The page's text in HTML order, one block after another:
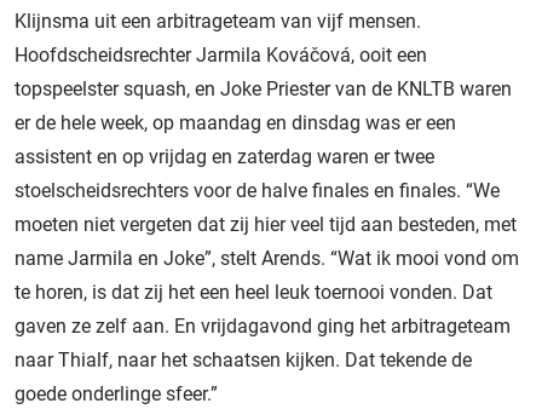
Klijnsma uit een arbitrageteam van vijf mensen.
Hoofdscheidsrechter Jarmila Kováčová, ooit een
topspeelster squash, en Joke Priester van de KNLTB waren
er de hele week, op maandag en dinsdag was er een
assistent en op vrijdag en zaterdag waren er twee
stoelscheidsrechters voor de halve finales en finales. “We
moeten niet vergeten dat zij hier veel tijd aan besteden, met
name Jarmila en Joke”, stelt Arends. “Wat ik mooi vond om
te horen, is dat zij het een heel leuk toernooi vonden. Dat
gaven ze zelf aan. En vrijdagavond ging het arbitrageteam
naar Thialf, naar het schaatsen kijken. Dat tekende de
goede onderlinge sfeer.”